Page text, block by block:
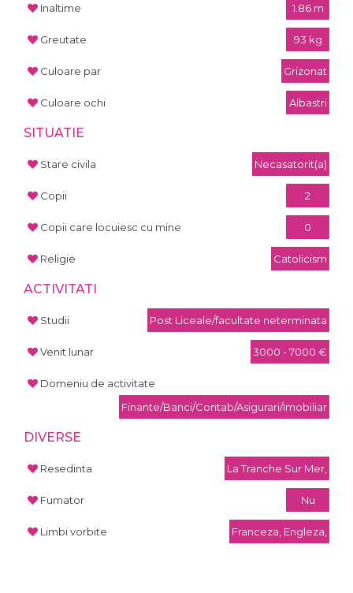
Inaltime 1.86 m
Greutate 93 kg
Culoare par Grizonat
Culoare ochi Albastri
SITUATIE
Stare civila Necasatorit(a)
Copii 2
Copii care locuiesc cu mine 0
Religie Catolicism
ACTIVITATI
Studii Post Liceale/facultate neterminata
Venit lunar 3000 - 7000 €
Domeniu de activitate
Finante/Banci/Contab/Asigurari/Imobiliar
DIVERSE
Resedinta La Tranche Sur Mer,
Fumator Nu
Limbi vorbite Franceza, Engleza,